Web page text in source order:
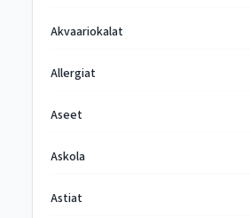
Akvaariokalat
Allergiat
Aseet
Askola
Astiat